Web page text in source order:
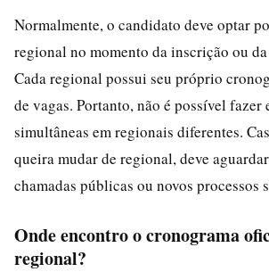
Normalmente, o candidato deve optar
regional no momento da inscrição ou
Cada regional possui seu próprio
de vagas. Portanto, não é possível fazer
simultâneas em regionais diferentes.
queira mudar de regional, deve
chamadas públicas ou novos processos
Onde encontro o cronograma
regional?